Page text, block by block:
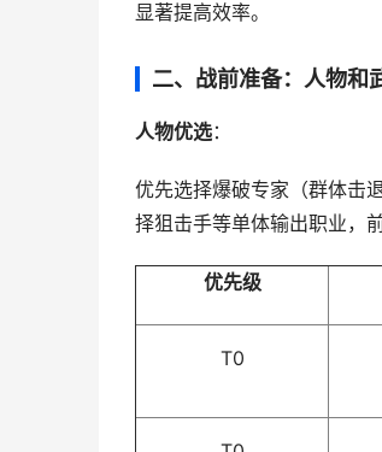
显著提高效率。
二、战前准备：人物和
人物优选：
优先选择爆破专家（群体击
择狙击手等单体输出职业，
优先级
T0